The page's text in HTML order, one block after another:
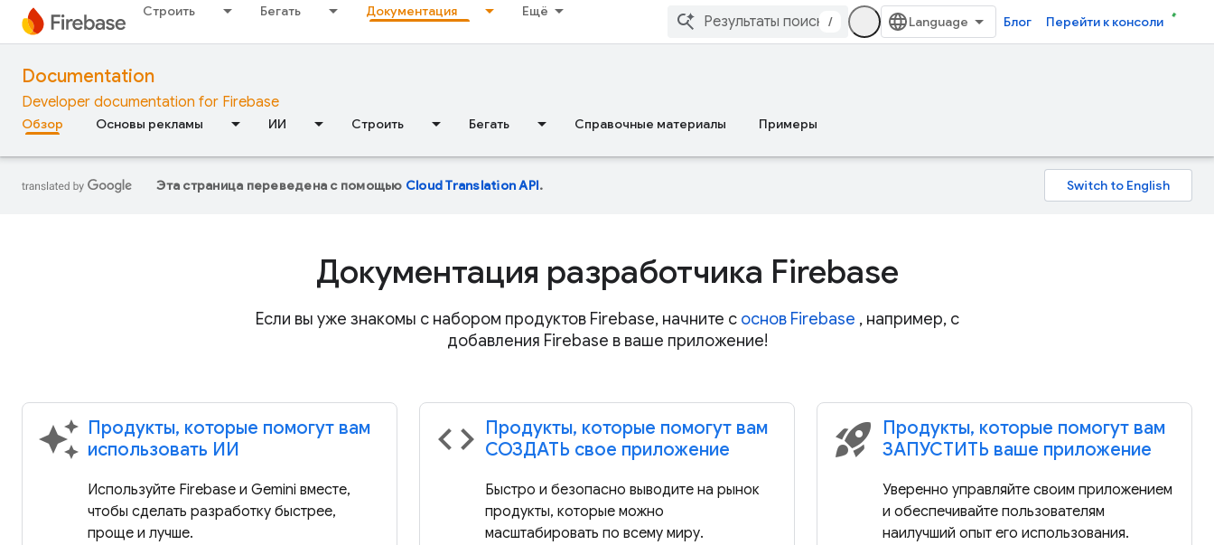
Строить Бегать Документация Ещё
/ Блог Перейти к консоли
Documentation
Developer documentation for Firebase
Обзор Основы рекламы ИИ Строить Бегать Справочные материалы Примеры
Эта страница переведена с помощью Cloud Translation API.
Документация разработчика Firebase
Если вы уже знакомы с набором продуктов Firebase, начните с основ Firebase , например, с
добавления Firebase в ваше приложение!
auto_awesome Продукты, которые помогут вам
использовать ИИ
Используйте Firebase и Gemini вместе,
чтобы сделать разработку быстрее,
проще и лучше.
code Продукты, которые помогут вам
СОЗДАТЬ свое приложение
Быстро и безопасно выводите на рынок
продукты, которые можно
масштабировать по всему миру.
rocket_launch Продукты, которые помогут вам
ЗАПУСТИТЬ ваше приложение
Уверенно управляйте своим приложением
и обеспечивайте пользователям
наилучший опыт его использования.